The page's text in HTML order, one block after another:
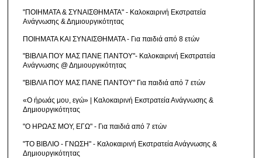
"ΠΟΙΗΜΑΤΑ & ΣΥΝΑΙΣΘΗΜΑΤΑ" - Καλοκαιρινή Εκστρατεία
Ανάγνωσης & Δημιουργικότητας
ΠΟΙΗΜΑΤΑ ΚΑΙ ΣΥΝΑΙΣΘΗΜΑΤΑ - Για παιδιά από 8 ετών
"ΒΙΒΛΙΑ ΠΟΥ ΜΑΣ ΠΑΝΕ ΠΑΝΤΟΥ"- Καλοκαιρινή Εκστρατεία
Ανάγνωσης @ Δημιουργικότητας
"ΒΙΒΛΙΑ ΠΟΥ ΜΑΣ ΠΑΝΕ ΠΑΝΤΟΥ" Για παιδιά από 7 ετών
«Ο ήρωάς μου, εγώ» | Καλοκαιρινή Εκστρατεία Ανάγνωσης &
Δημιουργικότητας
"Ο ΗΡΩΑΣ ΜΟΥ, ΕΓΩ" - Για παιδιά από 7 ετών
"ΤΟ ΒΙΒΛΙΟ - ΓΝΩΣΗ" - Καλοκαιρινή Εκστρατεία Ανάγνωσης &
Δημιουργικότητας